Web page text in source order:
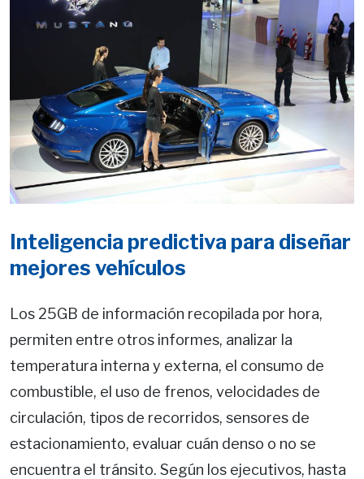
Inteligencia predictiva para diseñar
mejores vehículos
Los 25GB de información recopilada por hora,
permiten entre otros informes, analizar la
temperatura interna y externa, el consumo de
combustible, el uso de frenos, velocidades de
circulación, tipos de recorridos, sensores de
estacionamiento, evaluar cuán denso o no se
encuentra el tránsito. Según los ejecutivos, hasta